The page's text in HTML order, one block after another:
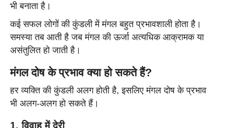
भी बनाता है।
कई सफल लोगों की कुंडली में मंगल बहुत प्रभावशाली होता है।
समस्या तब आती है जब मंगल की ऊर्जा अत्यधिक आक्रामक या
असंतुलित हो जाती है।
मंगल दोष के प्रभाव क्या हो सकते हैं?
हर व्यक्ति की कुंडली अलग होती है, इसलिए मंगल दोष के प्रभाव
भी अलग-अलग हो सकते हैं।
1. विवाह में देरी